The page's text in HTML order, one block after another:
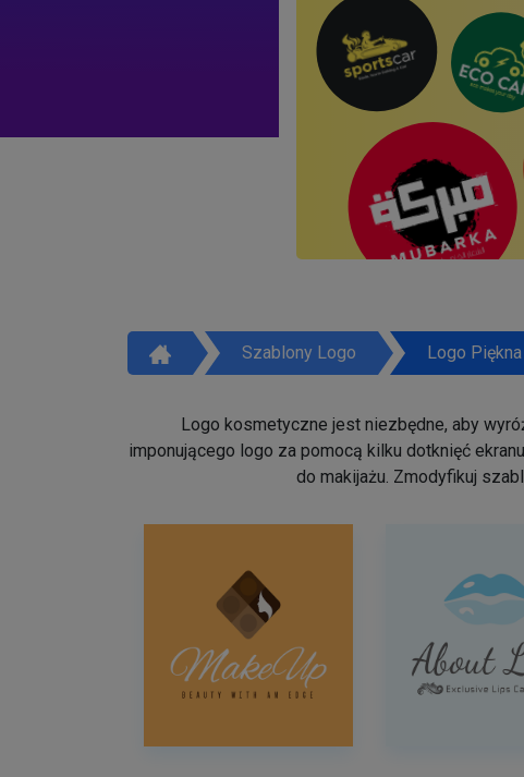
Szablony Logo Logo Piękna
Logo kosmetyczne jest niezbędne, aby
imponującego logo za pomocą kilku dotknięć
do makijażu. Zmodyfikuj